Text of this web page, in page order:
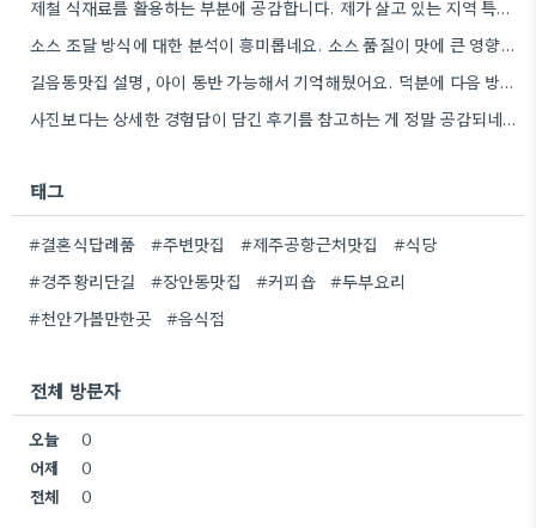
제철 식재료를 활용하는 부분에 공감합니다. 제가 살고 있는 지역 특성상 제철 반찬집에서 사용하는 채소들이 정말…
소스 조달 방식에 대한 분석이 흥미롭네요. 소스 품질이 맛에 큰 영향을 주니까, 브랜드 선택할 때…
길음동맛집 설명, 아이 동반 가능해서 기억해뒀어요. 덕분에 다음 방문할 때 훨씬 수월할 것 같아요.
사진보다는 상세한 경험담이 담긴 후기를 참고하는 게 정말 공감되네요. 특히 어떤 점이 좋았고 아쉬웠는지 구체적으로…
태그
#결혼식답례품 #주변맛집 #제주공항근처맛집
#식당
#경주황리단길
#장안동맛집 #커피숍
#두부요리
#천안가볼만한곳
#음식점
전체 방문자
오늘
0
어제
0
전체
0